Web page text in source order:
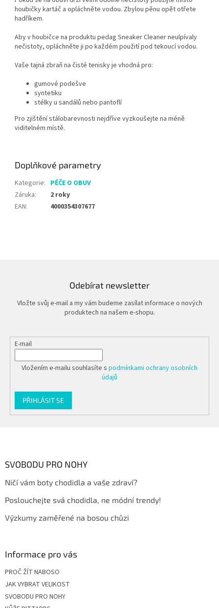
houbičky kartáč a opláchněte vodou. Zbylou pěnu opět otřete
hadříkem.
Aby v houbičce na produktu pedag Sneaker Cleaner neulpívaly
nečistoty, opláchněte ji po každém použití pod tekoucí vodou.
Vaše tajná zbraň na čisté tenisky je vhodná pro:
gumové podešve
syntetiku
stélky u sandálů nebo pantoflí
Pro zjištění stálobarevnosti nejdříve vyzkoušejte na méně
viditelném místě.
Doplňkové parametry
Kategorie: PÉČE O OBUV
Záruka:
2 roky
EAN: 4000354307677
Odebírat newsletter
Vložte svůj e-mail a my vám budeme zasílat informace o nových
produktech na našem e-shopu.
E-mail
Vložením e-mailu souhlasíte s podmínkami ochrany osobních
údajů
PŘIHLÁSIT SE
SVOBODU PRO NOHY
Ničí vám boty chodidla a vaše zdraví?
Poslouchejte svá chodidla, ne módní trendy!
Výzkumy zaměřené na bosou chůzi
Informace pro vás
PROČ ŽÍT NABOSO
JAK VYBRAT VELIKOST
SVOBODU PRO NOHY